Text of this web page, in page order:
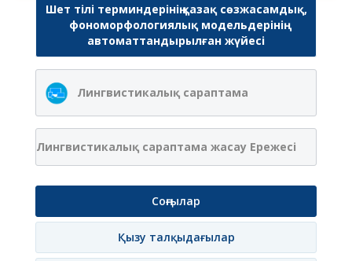
Шет тілі терминдерінің қазақ сөзжасамдық,
фономорфологиялық модельдерінің
автоматтандырылған жүйесі
Лингвистикалық сараптама
Лингвистикалық сараптама жасау Ережесі
Соңғылар
Қызу талқыдағылар